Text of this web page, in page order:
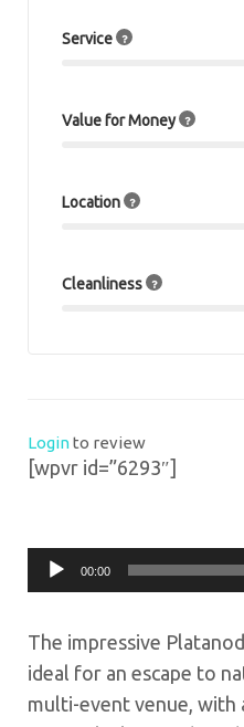
Service
Value for Money
Location
Cleanliness
Loginto review
[wpvr id=”6293″]
Πρόγραμμα
Αναπαραγωγής
00:00
The impressive
ideal for an escape to
multi-event venue, with